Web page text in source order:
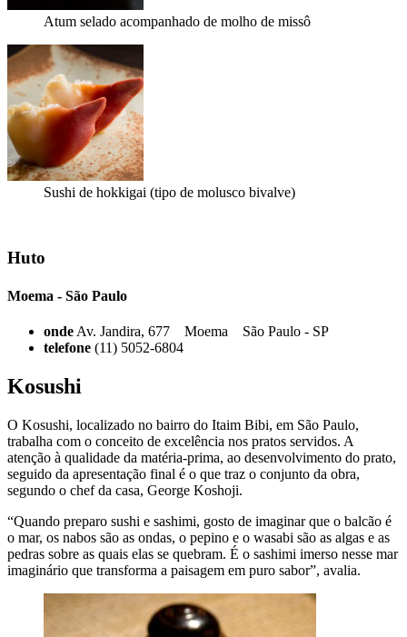
Atum selado acompanhado de molho de missô
Sushi de hokkigai (tipo de molusco bivalve)
Huto
Moema - São Paulo
onde Av. Jandira, 677 Moema São Paulo - SP
telefone (11) 5052-6804
Kosushi
O Kosushi, localizado no bairro do Itaim Bibi, em São Paulo,
trabalha com o conceito de excelência nos pratos servidos. A
atenção à qualidade da matéria-prima, ao desenvolvimento do prato,
seguido da apresentação final é o que traz o conjunto da obra,
segundo o chef da casa, George Koshoji.
“Quando preparo sushi e sashimi, gosto de imaginar que o balcão é
o mar, os nabos são as ondas, o pepino e o wasabi são as algas e as
pedras sobre as quais elas se quebram. É o sashimi imerso nesse mar
imaginário que transforma a paisagem em puro sabor”, avalia.